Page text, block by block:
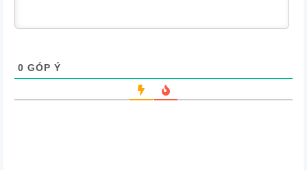
0 GÓP Ý